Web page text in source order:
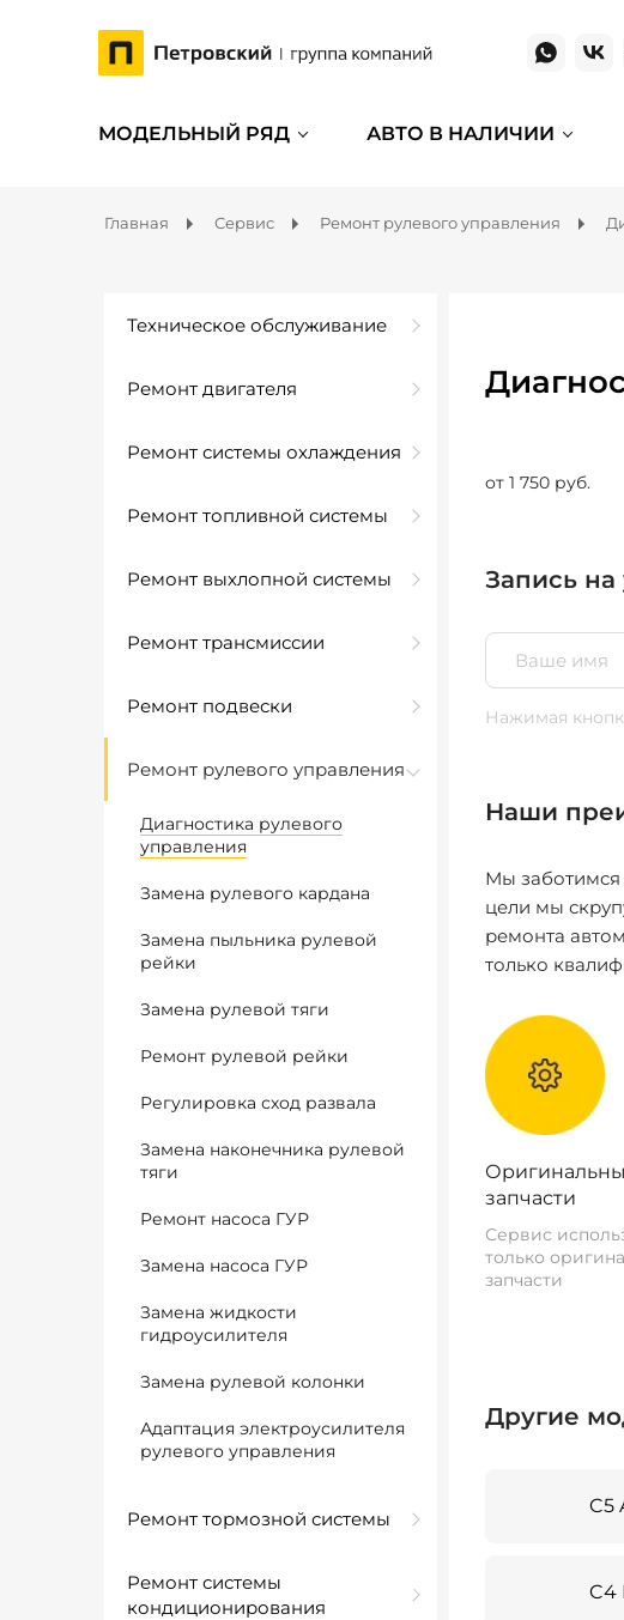
МОДЕЛЬНЫЙ РЯД АВТО В НАЛИЧИИ
Главная Сервис Ремонт рулевого управления
Техническое обслуживание
Ремонт двигателя
Ремонт системы охлаждения
Ремонт топливной системы
Ремонт выхлопной системы
Ремонт трансмиссии
Ремонт подвески
Ремонт рулевого управления
Диагностика рулевого
управления
Замена рулевого кардана
Замена пыльника рулевой
рейки
Замена рулевой тяги
Ремонт рулевой рейки
Регулировка сход развала
Замена наконечника рулевой
тяги
Ремонт насоса ГУР
Замена насоса ГУР
Замена жидкости
гидроусилителя
Замена рулевой колонки
Адаптация электроусилителя
рулевого управления
Ремонт тормозной системы
Ремонт системы
кондиционирования
от 1 750 руб.
Запись на
Нажимая
Наши
Мы заботимся
цели мы
ремонта
только
запчасти
Сервис
только
запчасти
Другие
C5
C4